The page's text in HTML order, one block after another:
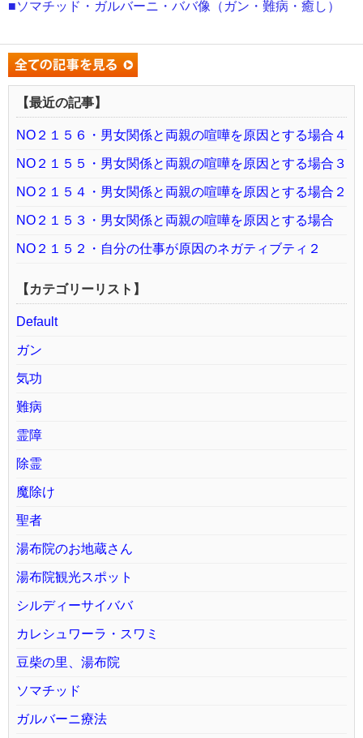
■ソマチッド・ガルバーニ・ババ像（ガン・難病・癒し）
【最近の記事】
NO２１５６・男女関係と両親の喧嘩を原因とする場合４
NO２１５５・男女関係と両親の喧嘩を原因とする場合３
NO２１５４・男女関係と両親の喧嘩を原因とする場合２
NO２１５３・男女関係と両親の喧嘩を原因とする場合
NO２１５２・自分の仕事が原因のネガティブティ２
【カテゴリーリスト】
Default
ガン
気功
難病
霊障
除霊
魔除け
聖者
湯布院のお地蔵さん
湯布院観光スポット
シルディーサイババ
カレシュワーラ・スワミ
豆柴の里、湯布院
ソマチッド
ガルバーニ療法